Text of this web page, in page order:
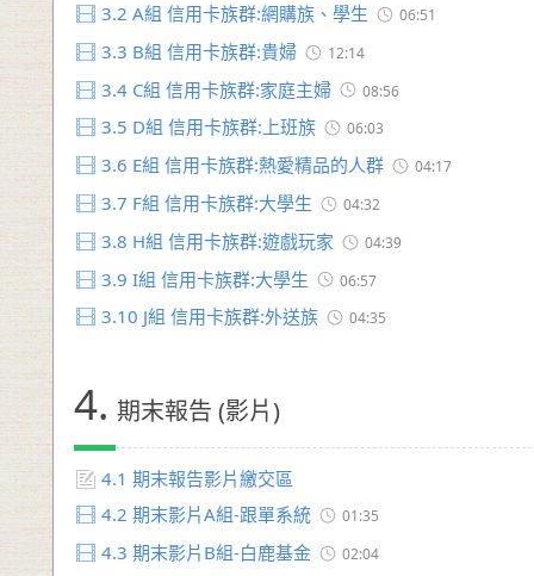
3.2 A組 信用卡族群:網購族、學生 06:51
3.3 B組 信用卡族群:貴婦 12:14
3.4 C組 信用卡族群:家庭主婦 08:56
3.5 D組 信用卡族群:上班族 06:03
3.6 E組 信用卡族群:熱愛精品的人群 04:17
3.7 F組 信用卡族群:大學生 04:32
3.8 H組 信用卡族群:遊戲玩家 04:39
3.9 I組 信用卡族群:大學生 06:57
3.10 J組 信用卡族群:外送族 04:35
4. 期末報告 (影片)
4.1 期末報告影片繳交區
4.2 期末影片A組-跟單系統 01:35
4.3 期末影片B組-白鹿基金 02:04